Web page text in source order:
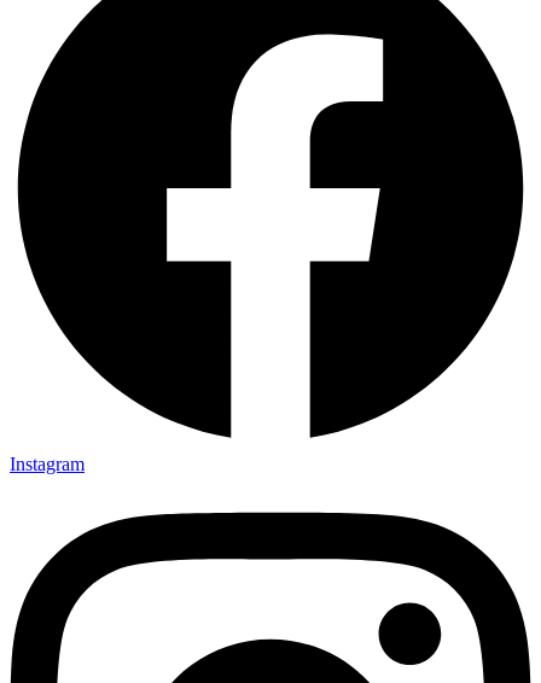
Instagram